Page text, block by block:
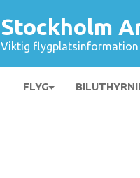
Stockholm
Viktig
FLYG